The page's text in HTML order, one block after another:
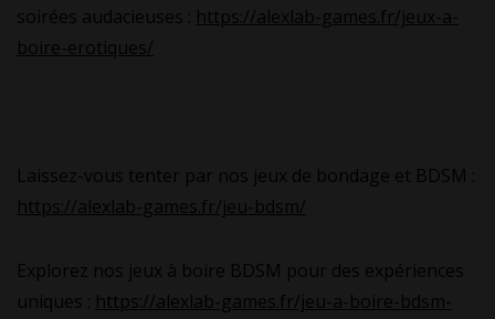
soirées audacieuses : https://alexlab-games.fr/jeux-a-
boire-erotiques/
Laissez-vous tenter par nos jeux de bondage et BDSM :
https://alexlab-games.fr/jeu-bdsm/
Explorez nos jeux à boire BDSM pour des expériences
uniques : https://alexlab-games.fr/jeu-a-boire-bdsm-